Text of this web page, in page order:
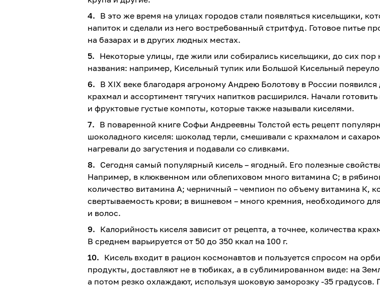
В это же время на улицах городов стали появляться кисельщики,
напиток и сделали из него востребованный стритфуд. Готовое питье
на базарах и в других людных местах.
Некоторые улицы, где жили или собирались кисельщики, до сих пор
названия: например, Кисельный тупик или Большой Кисельный
В XIX веке благодаря агроному Андрею Болотову в России
крахмал и ассортимент тягучих напитков расширился. Начали
и фруктовые густые компоты, которые также называли киселями.
В поваренной книге Софьи Андреевны Толстой есть рецепт
шоколадного киселя: шоколад терли, смешивали с крахмалом и
нагревали до загустения и подавали со сливками.
Сегодня самый популярный кисель – ягодный. Его полезные
Например, в клюквенном или облепиховом много витамина C; в
количество витамина A; черничный – чемпион по объему витамина К,
свертываемость крови; в вишневом – много кремния, необходимого
и волос.
Калорийность киселя зависит от рецепта, а точнее, количества
В среднем варьируется от 50 до 350 ккал на 100 г.
Кисель входит в рацион космонавтов и пользуется спросом на
продукты, доставляют не в тюбиках, а в сублимированном виде: на
а потом резко охлаждают, используя шоковую заморозку -35 градусов.